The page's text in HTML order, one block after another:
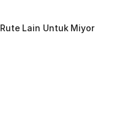
Rute Lain Untuk Miyor